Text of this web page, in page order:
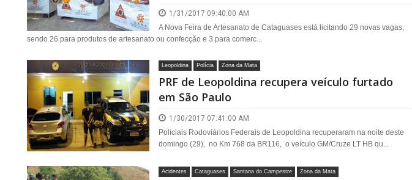
1/31/2017 09:40:00 AM
A Nova Feira de Artesanato de Cataguases está licitando 29 novas vagas,
sendo 26 para produtos de artesanato ou confecção e 3 para comerc...
Leopoldina Polícia Zona da Mata
PRF de Leopoldina recupera veículo furtado
em São Paulo
1/30/2017 07:41:00 AM
Policiais Rodoviários Federais de Leopoldina recuperaram na noite deste
domingo (29), no Km 768 da BR116, o veículo GM/Cruze LT HB qu...
Acidentes Cataguases Santana do Campestre Zona da Mata